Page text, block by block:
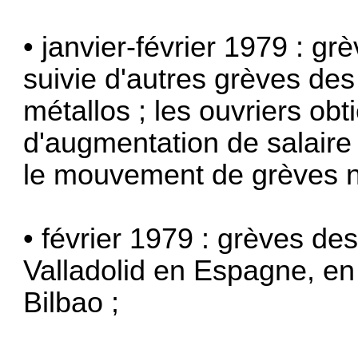
• janvier-février 1979 :
suivie d'autres grèves
métallos ; les ouvriers
d'augmentation de
le mou­vement de grèves
• février 1979 : grèves
Valladolid en Espagne,
Bilbao ;